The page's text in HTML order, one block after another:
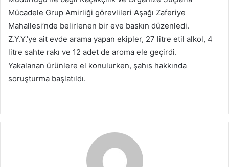
Mücadele Grup Amirliği görevlileri Aşağı Zaferiye
Mahallesi’nde belirlenen bir eve baskın düzenledi.
Z.Y.Y.’ye ait evde arama yapan ekipler, 27 litre etil alkol, 4
litre sahte rakı ve 12 adet de aroma ele geçirdi.
Yakalanan ürünlere el konulurken, şahıs hakkında
soruşturma başlatıldı.